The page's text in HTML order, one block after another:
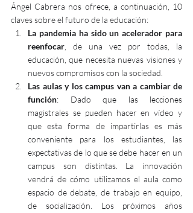
Ángel Cabrera nos ofrece, a continuación, 10
claves sobre el futuro de la educación:
La pandemia ha sido un acelerador para
reenfocar, de una vez por todas, la
educación, que necesita nuevas visiones y
nuevos compromisos con la sociedad.
Las aulas y los campus van a cambiar de
función: Dado que las lecciones
magistrales se pueden hacer en vídeo y
que esta forma de impartirlas es más
conveniente para los estudiantes, las
expectativas de lo que se debe hacer en un
campus son distintas. La innovación
vendrá de cómo utilizamos el aula como
espacio de debate, de trabajo en equipo,
de socialización. Los próximos años